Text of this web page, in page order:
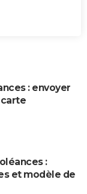
: envoyer
:
et modèle de